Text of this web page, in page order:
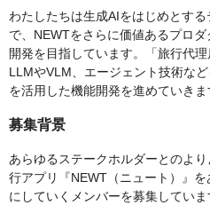
わたしたちは生成AIをはじめとす
で、NEWTをさらに価値あるプロ
開発を目指しています。「旅行代
LLMやVLM、エージェント技術な
を活用した機能開発を進めていきま
募集背景
あらゆるステークホルダーとのよ
行アプリ『NEWT（ニュート）』を
にしていくメンバーを募集していま